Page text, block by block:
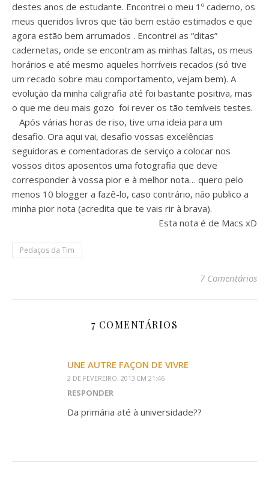
destes anos de estudante. Encontrei o meu 1º caderno, os
meus queridos livros que tão bem estão estimados e que
agora estão bem arrumados . Encontrei as “ditas”
cadernetas, onde se encontram as minhas faltas, os meus
horários e até mesmo aqueles horríveis recados (só tive
um recado sobre mau comportamento, vejam bem). A
evolução da minha caligrafia até foi bastante positiva, mas
o que me deu mais gozo foi rever os tão temíveis testes.
Após várias horas de riso, tive uma ideia para um
desafio. Ora aqui vai, desafio vossas excelências
seguidoras e comentadoras de serviço a colocar nos
vossos ditos aposentos uma fotografia que deve
corresponder à vossa pior e à melhor nota… quero pelo
menos 10 blogger a fazê-lo, caso contrário, não publico a
minha pior nota (acredita que te vais rir à brava).
Esta nota é de Macs xD
Pedaços da Tim
7 Comentários
7 COMENTÁRIOS
UNE AUTRE FAÇON DE VIVRE
2 DE FEVEREIRO, 2013 EM 21:46
RESPONDER
Da primária até à universidade??